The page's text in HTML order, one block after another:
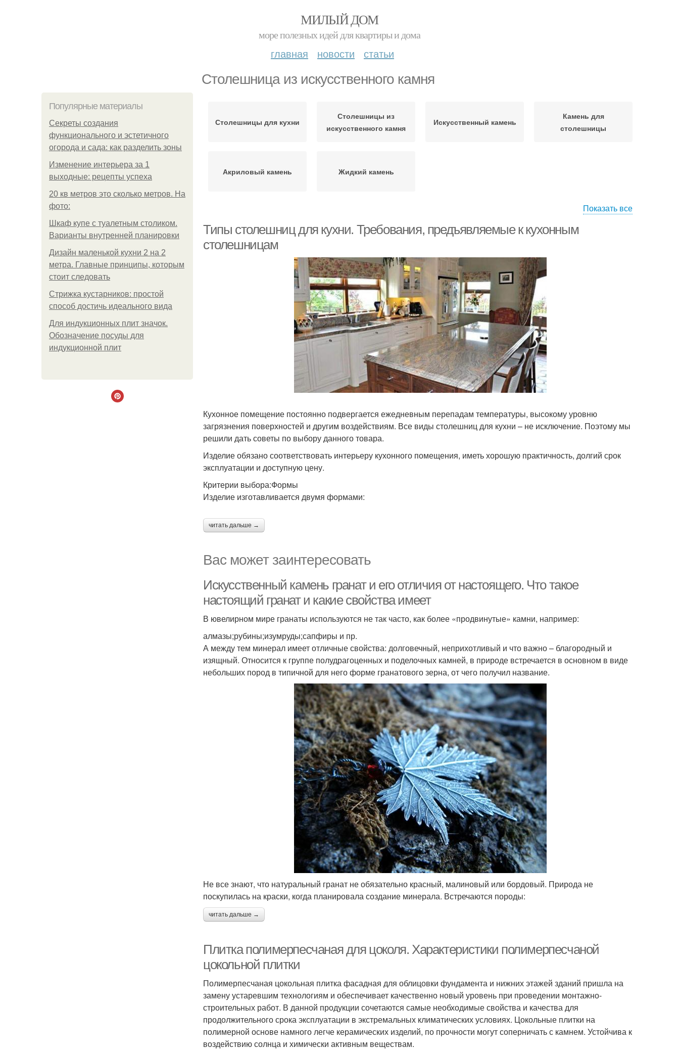
МИЛЫЙ ДОМ
море полезных идей для квартиры и дома
главная новости статьи
Столешница из искусственного камня
Популярные материалы
Секреты создания
функционального и эстетичного
огорода и сада: как разделить зоны
Изменение интерьера за 1
выходные: рецепты успеха
20 кв метров это сколько метров. На
фото:
Шкаф купе с туалетным столиком.
Варианты внутренней планировки
Дизайн маленькой кухни 2 на 2
метра. Главные принципы, которым
стоит следовать
Стрижка кустарников: простой
способ достичь идеального вида
Для индукционных плит значок.
Обозначение посуды для
индукционной плит
Столешницы для кухни
Столешницы из
искусственного камня
Искусственный камень
Камень для
столешницы
Акриловый камень Жидкий камень
Показать все
Типы столешниц для кухни. Требования, предъявляемые к кухонным
столешницам
Кухонное помещение постоянно подвергается ежедневным перепадам температуры, высокому уровню
загрязнения поверхностей и другим воздействиям. Все виды столешниц для кухни – не исключение. Поэтому мы
решили дать советы по выбору данного товара.
Изделие обязано соответствовать интерьеру кухонного помещения, иметь хорошую практичность, долгий срок
эксплуатации и доступную цену.
Критерии выбора:Формы
Изделие изготавливается двумя формами:
читать дальше →
Вас может заинтересовать
Искусственный камень гранат и его отличия от настоящего. Что такое
настоящий гранат и какие свойства имеет
В ювелирном мире гранаты используются не так часто, как более «продвинутые» камни, например:
алмазы;рубины;изумруды;сапфиры и пр.
А между тем минерал имеет отличные свойства: долговечный, неприхотливый и что важно – благородный и
изящный. Относится к группе полудрагоценных и поделочных камней, в природе встречается в основном в виде
небольших пород в типичной для него форме гранатового зерна, от чего получил название.
Не все знают, что натуральный гранат не обязательно красный, малиновый или бордовый. Природа не
поскупилась на краски, когда планировала создание минерала. Встречаются породы:
читать дальше →
Плитка полимерпесчаная для цоколя. Характеристики полимерпесчаной
цокольной плитки
Полимерпесчаная цокольная плитка фасадная для облицовки фундамента и нижних этажей зданий пришла на
замену устаревшим технологиям и обеспечивает качественно новый уровень при проведении монтажно-
строительных работ. В данной продукции сочетаются самые необходимые свойства и качества для
продолжительного срока эксплуатации в экстремальных климатических условиях. Цокольные плитки на
полимерной основе намного легче керамических изделий, по прочности могут соперничать с камнем. Устойчива к
воздействию солнца и химически активным веществам.